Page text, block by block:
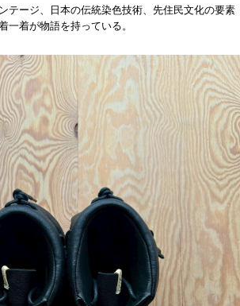
テージ、日本の伝統染色技術、先住民文化の要素
一着が物語を持っている。